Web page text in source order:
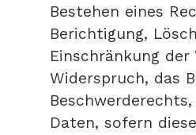
Bestehen eines
Berichtigung,
Einschränkung
Widerspruch, das
Daten, sofern